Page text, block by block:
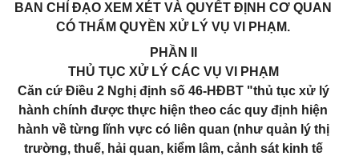
BAN CHỈ ĐẠO XEM XÉT VÀ QUYẾT ĐỊNH CƠ QUAN
CÓ THẨM QUYỀN XỬ LÝ VỤ VI PHẠM.
PHẦN II
THỦ TỤC XỬ LÝ CÁC VỤ VI PHẠM
Căn cứ Điều 2 Nghị định số 46-HĐBT "thủ tục xử lý
hành chính được thực hiện theo các quy định hiện
hành về từng lĩnh vực có liên quan (như quản lý thị
trường, thuế, hải quan, kiểm lâm, cảnh sát kinh tế